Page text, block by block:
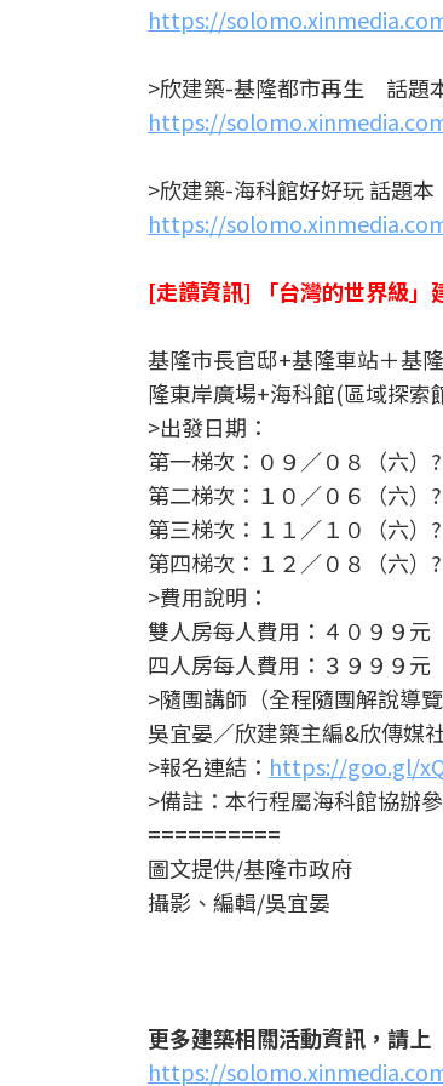
https://
>欣建築-基隆都市再生 話題
https://
>欣建築-海科館好好玩 話題本
https://
[走讀資訊] 「台灣的世界級
基隆市長官邸+基隆車站＋基
隆東岸廣場+海科館(區域探索
>出發日期：
第一梯次：０９／０８（六）?
第二梯次：１０／０６（六）?
第三梯次：１１／１０（六）?
第四梯次：１２／０８（六）?
>費用說明：
雙人房每人費用：４０９９元
四人房每人費用：３９９９元
>隨團講師（全程隨團解說導覽
吳宜晏／欣建築主編&欣傳媒
>報名連結： https://goo.gl/
>備註：本行程屬海科館協辦
==========
圖文提供/基隆市政府
攝影、編輯/吳宜晏
更多建築相關活動資訊，請上
https://